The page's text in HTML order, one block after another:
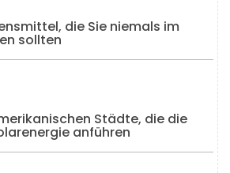
die Sie niemals im
sollten
Städte, die die
anführen